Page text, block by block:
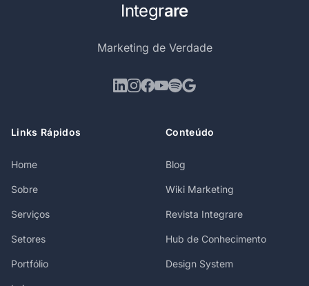
Integrare
Marketing de Verdade
Links Rápidos
Home
Sobre
Serviços
Setores
Portfólio
Conteúdo
Blog
Wiki Marketing
Revista Integrare
Hub de Conhecimento
Design System